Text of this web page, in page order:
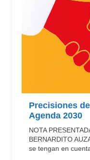
Precisiones
Agenda 2030
NOTA
BERNARDITO
se tengan en